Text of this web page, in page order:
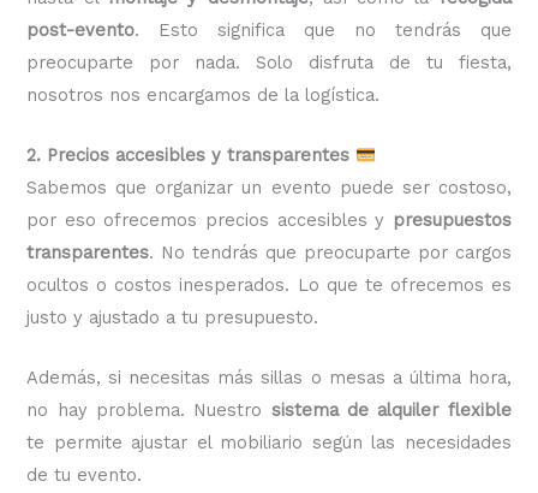
post-evento. Esto significa que no tendrás que
preocuparte por nada. Solo disfruta de tu fiesta,
nosotros nos encargamos de la logística.
2. Precios accesibles y transparentes
Sabemos que organizar un evento puede ser costoso,
por eso ofrecemos precios accesibles y presupuestos
transparentes. No tendrás que preocuparte por cargos
ocultos o costos inesperados. Lo que te ofrecemos es
justo y ajustado a tu presupuesto.
Además, si necesitas más sillas o mesas a última hora,
no hay problema. Nuestro sistema de alquiler flexible
te permite ajustar el mobiliario según las necesidades
de tu evento.